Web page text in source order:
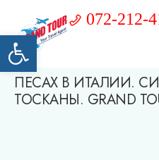
Открыть панель инструментов
072-212-
ПЕСАХ В ИТАЛИИ.
ТОСКАНЫ. GRAND